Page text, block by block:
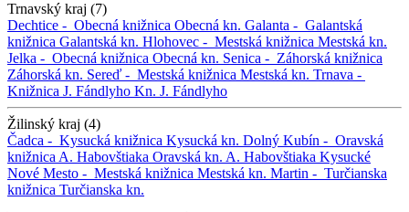
Trnavský kraj (7)
Dechtice - Obecná knižnica Obecná kn. Galanta - Galantská
knižnica Galantská kn. Hlohovec - Mestská knižnica Mestská kn.
Jelka - Obecná knižnica Obecná kn. Senica - Záhorská knižnica
Záhorská kn. Sereď - Mestská knižnica Mestská kn. Trnava -
Knižnica J. Fándlyho Kn. J. Fándlyho
Žilinský kraj (4)
Čadca - Kysucká knižnica Kysucká kn. Dolný Kubín - Oravská
knižnica A. Habovštiaka Oravská kn. A. Habovštiaka Kysucké
Nové Mesto - Mestská knižnica Mestská kn. Martin - Turčianska
knižnica Turčianska kn.